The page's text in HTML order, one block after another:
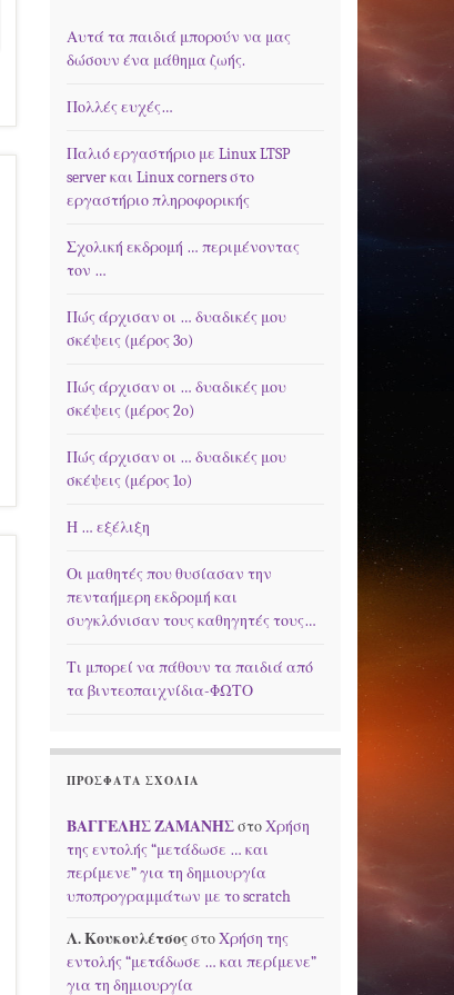
Αυτά τα παιδιά μπορούν να μας
δώσουν ένα μάθημα ζωής.
Πολλές ευχές…
Παλιό εργαστήριο με Linux LTSP
server και Linux corners στο
εργαστήριο πληροφορικής
Σχολική εκδρομή … περιμένοντας
τον …
Πώς άρχισαν οι … δυαδικές μου
σκέψεις (μέρος 3ο)
Πώς άρχισαν οι … δυαδικές μου
σκέψεις (μέρος 2ο)
Πώς άρχισαν οι … δυαδικές μου
σκέψεις (μέρος 1ο)
Η … εξέλιξη
Οι μαθητές που θυσίασαν την
πενταήμερη εκδρομή και
συγκλόνισαν τους καθηγητές τους…
Τι μπορεί να πάθουν τα παιδιά από
τα βιντεοπαιχνίδια-ΦΩΤΟ
ΠΡΌΣΦΑΤΑ ΣΧΌΛΙΑ
ΒΑΓΓΕΛΗΣ ΖΑΜΑΝΗΣστοΧρήση
της εντολής “μετάδωσε … και
περίμενε” για τη δημιουργία
υποπρογραμμάτων με το scratch
Λ. ΚουκουλέτσοςστοΧρήση της
εντολής “μετάδωσε … και περίμενε”
για τη δημιουργία